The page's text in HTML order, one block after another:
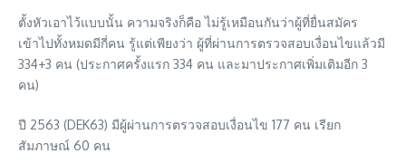
ตั้งหัวเอาไว้แบบนั้น ความจริงก็คือ ไม่รู้เหมือนกันว่าผู้ที่ยื่นสมัคร
เข้าไปทั้งหมดมีกี่คน รู้แต่เพียงว่า ผู้ที่ผ่านการตรวจสอบเงื่อนไขแล้วมี
334+3 คน (ประกาศครั้งแรก 334 คน และมาประกาศเพิ่มเติมอีก 3
คน)
ปี 2563 (DEK63) มีผู้ผ่านการตรวจสอบเงื่อนไข 177 คน เรียก
สัมภาษณ์ 60 คน